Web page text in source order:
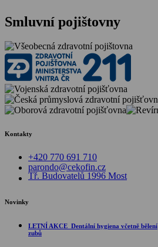
Smluvní pojištovny
Kontakty
+420 770 691 710
parondo@cekofin.cz
Tř. Budovatelů 1996 Most
Novinky
LETNÍ AKCE_Dentální hygiena včetně bělení
zubů